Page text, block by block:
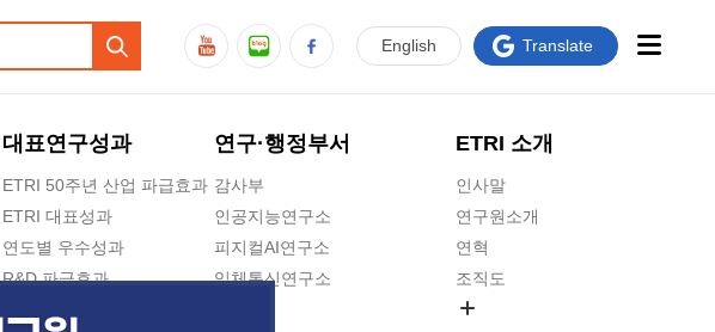
대표연구성과
ETRI 50주년 산업 파급효과
ETRI 대표성과
연도별 우수성과
R&D 파급효과
연구·행정부서
감사부
인공지능연구소
피지컬AI연구소
입체통신연구소
ETRI 소개
인사말
연구원소개
연혁
조직도
English Translate